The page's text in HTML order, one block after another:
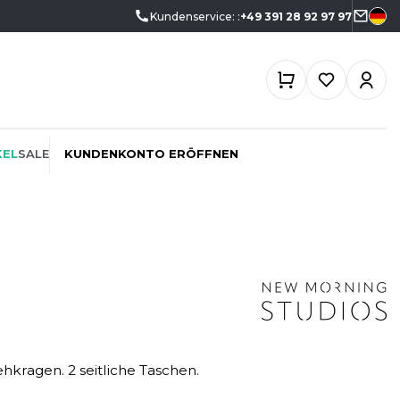
Kundenservice: :+49 391 28 92 97 97
TASCHE
SPLASHMACS
SPORT
SALE KUNDENKONTO ERÖFFNEN
2 seitliche Taschen.